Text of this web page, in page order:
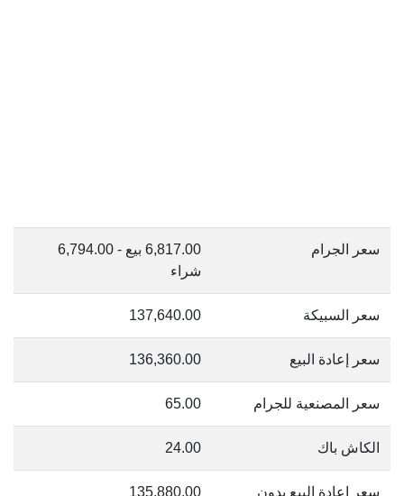
سعر الجرام
6,817.00 بيع - 6,794.00
شراء
سعر السبيكة 137,640.00
سعر إعادة البيع 136,360.00
سعر المصنعية للجرام 65.00
الكاش باك 24.00
سعر إعادة البيع بدون 135,880.00